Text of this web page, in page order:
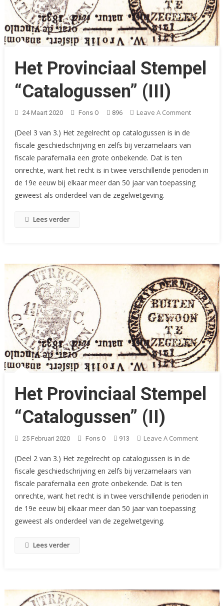
Het Provinciaal Stempel
“Catalogussen” (III)
24 Maart 2020 Fons O 896 Leave A CommentOn
Stempel
(III)
(Deel 3 van 3.) Het zegelrecht op catalogussen is in de
fiscale geschiedschrijving en zelfs bij verzamelaars van
fiscale parafernalia een grote onbekende. Dat is ten
onrechte, want het recht is in twee verschillende perioden in
de 19e eeuw bij elkaar meer dan 50 jaar van toepassing
geweest als onderdeel van de zegelwetgeving.
Lees verder
Het Provinciaal Stempel
“Catalogussen” (II)
25 Februari 2020 Fons O 913 Leave A CommentOn
(II)
(Deel 2 van 3.) Het zegelrecht op catalogussen is in de
fiscale geschiedschrijving en zelfs bij verzamelaars van
fiscale parafernalia een grote onbekende. Dat is ten
onrechte, want het recht is in twee verschillende perioden in
de 19e eeuw bij elkaar meer dan 50 jaar van toepassing
geweest als onderdeel van de zegelwetgeving.
Lees verder